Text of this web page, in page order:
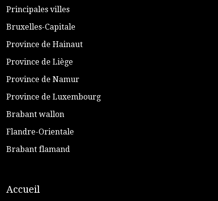
​Principales villes
​Bruxelles-Capitale
​Province de Hainaut
Province de Liège
​Province de Namur
​Province de Luxembourg
​Brabant wallon
​Flandre-Orientale
​Brabant flamand
Accueil